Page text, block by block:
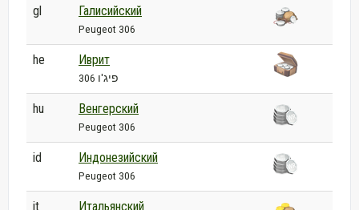
gl Галисийский
Peugeot 306
he Иврит
פיג'ו 306
hu Венгерский
Peugeot 306
id Индонезийский
Peugeot 306
it Итальянский